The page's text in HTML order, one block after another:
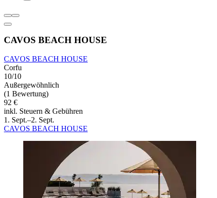
CAVOS BEACH HOUSE
CAVOS BEACH HOUSE
Corfu
10/10
Außergewöhnlich
(1 Bewertung)
92 €
inkl. Steuern & Gebühren
1. Sept.–2. Sept.
CAVOS BEACH HOUSE